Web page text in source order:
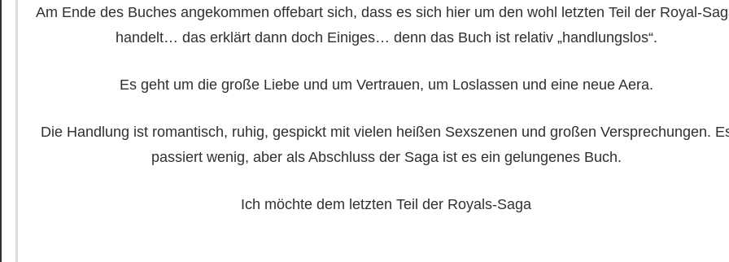
Am Ende des Buches angekommen offebart sich, dass es sich hier um den wohl letzten Teil der Royal-
handelt… das erklärt dann doch Einiges… denn das Buch ist relativ „handlungslos“.
Es geht um die große Liebe und um Vertrauen, um Loslassen und eine neue Aera.
Die Handlung ist romantisch, ruhig, gespickt mit vielen heißen Sexszenen und großen Versprechungen.
passiert wenig, aber als Abschluss der Saga ist es ein gelungenes Buch.
Ich möchte dem letzten Teil der Royals-Saga